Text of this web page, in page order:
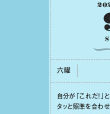
六曜
⾃分が「これだ！
タッと照準を合わ